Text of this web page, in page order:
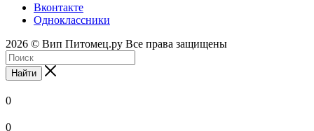
Вконтакте
Одноклассники
2026 © Вип Питомец.ру Все права защищены
Найти
0
0